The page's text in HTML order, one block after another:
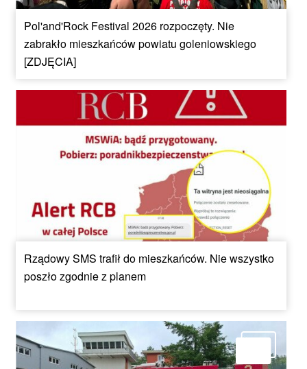
Pol'and'Rock Festival 2026 rozpoczęty. Nie
zabrakło mieszkańców powiatu goleniowskiego
[ZDJĘCIA]
Rządowy SMS trafił do mieszkańców. Nie wszystko
poszło zgodnie z planem